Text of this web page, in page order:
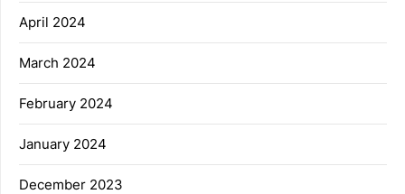
April 2024
March 2024
February 2024
January 2024
December 2023